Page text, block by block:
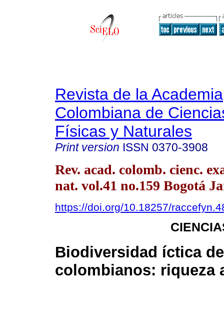
Revista de la Academia
Colombiana de
Físicas y Naturales
Print version ISSN 0370-3908
Rev. acad. colomb. cienc.
nat. vol.41 no.159 Bogotá
https://doi.org/10.18257/
Biodiversidad íctica
colombianos: riqueza